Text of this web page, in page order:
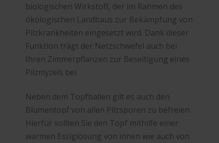
biologischen Wirkstoff, der im Rahmen des
ökologischen Landbaus zur Bekämpfung von
Pilzkrankheiten eingesetzt wird. Dank dieser
Funktion trägt der Netzschwefel auch bei
Ihren Zimmerpflanzen zur Beseitigung eines
Pilzmyzels bei.
Neben dem Topfballen gilt es auch den
Blumentopf von allen Pilzsporen zu befreien.
Hierfür sollten Sie den Topf mithilfe einer
warmen Essiglösung von innen wie auch von